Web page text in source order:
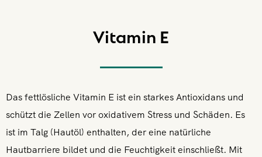
Vitamin E
Das fettlösliche Vitamin E ist ein starkes Antioxidans und
schützt die Zellen vor oxidativem Stress und Schäden. Es
ist im Talg (Hautöl) enthalten, der eine natürliche
Hautbarriere bildet und die Feuchtigkeit einschließt. Mit